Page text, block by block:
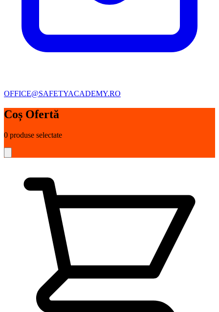
OFFICE@SAFETYACADEMY.RO
Coș Ofertă
0 produse selectate